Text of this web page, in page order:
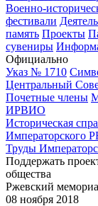
Военно-
фестивали
память Проекты
сувениры
Официально
Указ № 1710
Центральный
Почетные члены
ИРВИО
Историческая
Императорского
Труды
Поддержать
общества
Ржевский
08 ноября 2018